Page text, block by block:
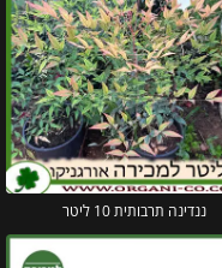
ננדינה תרבותית 10 ליטר